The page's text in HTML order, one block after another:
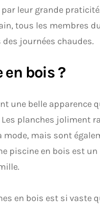
leur grande
tous les membres
journées chaudes.
bois ?
une belle apparence
planches joliment
mais sont
piscine en bois est
en bois est si vaste